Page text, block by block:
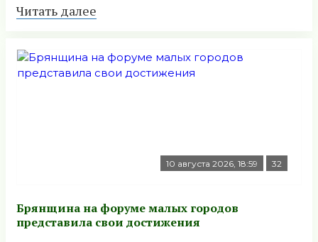
Читать далее
10 августа 2026, 18:59 32
Брянщина на форуме малых городов
представила свои достижения